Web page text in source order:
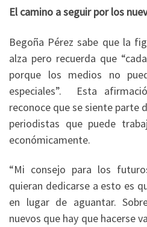
El camino a seguir por los
Begoña Pérez sabe que la
alza pero recuerda que
porque los medios no
especiales”. Esta
reconoce que se siente parte
periodistas que puede
económicamente.
“Mi consejo para los
quieran dedicarse a esto es
en lugar de aguantar.
nuevos que hay que hacerse